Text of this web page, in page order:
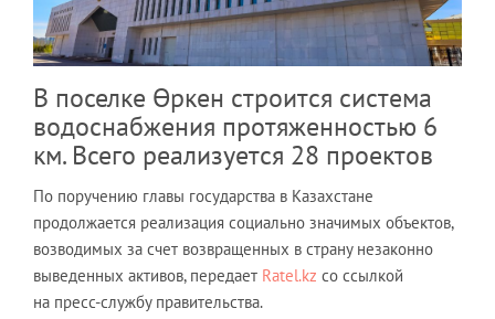
В поселке Өркен строится система
водоснабжения протяженностью 6
км. Всего реализуется 28 проектов
По поручению главы государства в Казахстане
продолжается реализация социально значимых объектов,
возводимых за счет возвращенных в страну незаконно
выведенных активов, передает Ratel.kz со ссылкой
на пресс-службу правительства.